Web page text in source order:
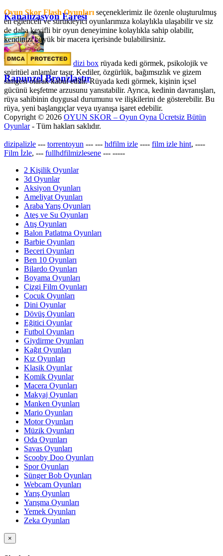
Kanalizasyon Faresi
Rapunzel Bronzlaştır
Oyun Skor Flash Oyunları seçeneklerimiz ile özenle oluşturulmuş
en eğlenceli ve sürükleyici oyunlarımıza kolaylıkla ulaşabilir ve siz
de daha keyifli bir oyun deneyimine kolaylıkla sahip olabilir,
kendinizi büyük bir macera içerisinde bulabilirsiniz.
dizi box rüyada kedi görmek​, psikolojik ve
spiritüel anlamlar taşır. Kediler, özgürlük, bağımsızlık ve gizem
simgesi olarak kabul edilir. Rüyada kedi görmek, kişinin içsel
gücünü keşfetme arzusunu yansıtabilir. Ayrıca, kedinin davranışları,
rüya sahibinin duygusal durumunu ve ilişkilerini de gösterebilir. Bu
rüya, yeni başlangıçlar veya uyanışa işaret edebilir.
Copyright © 2026 OYUN SKOR – Oyun Oyna Ücretsiz Bütün
Oyunlar- Tüm hakları saklıdır.
dizipalizle --- torrentoyun --- --- hdfilm izle ---- film izle hint, ----
Film İzle, --- fullhdfilmizlesene --- -----
2 Kişilik Oyunlar
3d Oyunlar
Aksiyon Oyunları
Ameliyat Oyunları
Araba Yarış Oyunları
Ateş ve Su Oyunları
Atış Oyunları
Balon Patlatma Oyunları
Barbie Oyunları
Beceri Oyunları
Ben 10 Oyunları
Bilardo Oyunları
Boyama Oyunları
Çizgi Film Oyunları
Çocuk Oyunları
Dini Oyunlar
Dövüş Oyunları
Eğitici Oyunlar
Futbol Oyunları
Giydirme Oyunları
Kağıt Oyunları
Kız Oyunları
Klasik Oyunlar
Komik Oyunlar
Macera Oyunları
Makyaj Oyunları
Manken Oyunları
Mario Oyunları
Motor Oyunları
Müzik Oyunları
Oda Oyunları
Savas Oyunları
Scooby Doo Oyunları
Spor Oyunları
Sünger Bob Oyunları
Webcam Oyunları
Yarış Oyunları
Yarışma Oyunları
Yemek Oyunları
Zeka Oyunları
×